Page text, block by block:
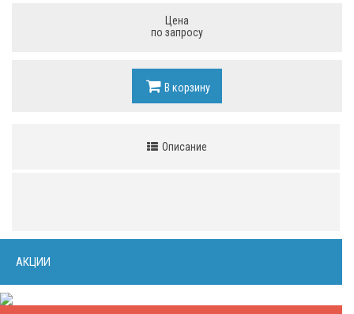
Цена
по запросу
В корзину
Описание
АКЦИИ